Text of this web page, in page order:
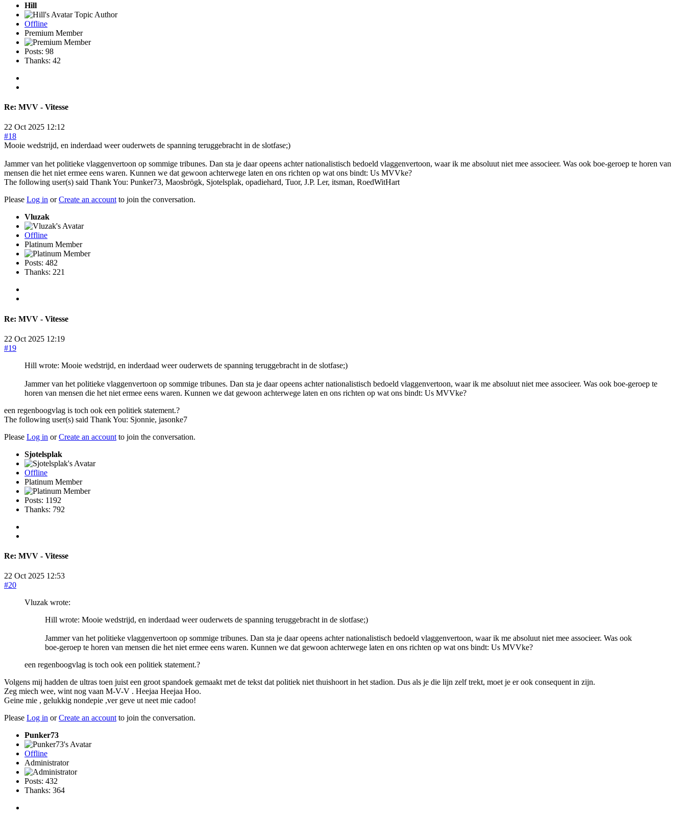
Hill
Topic Author
Offline
Premium Member
Posts: 98
Thanks: 42
Re: MVV - Vitesse
22 Oct 2025 12:12
#18
Mooie wedstrijd, en inderdaad weer ouderwets de spanning teruggebracht in de slotfase;)
Jammer van het politieke vlaggenvertoon op sommige tribunes. Dan sta je daar opeens achter nationalistisch bedoeld vlaggenvertoon, waar ik me absoluut niet mee associeer. Was ook boe-geroep te horen van
mensen die het niet ermee eens waren. Kunnen we dat gewoon achterwege laten en ons richten op wat ons bindt: Us MVVke?
The following user(s) said Thank You: Punker73, Maosbrögk, Sjotelsplak, opadiehard, Tuor, J.P. Ler, itsman, RoedWitHart
Please Log in orCreate an accountto join the conversation.
Vluzak
Offline
Platinum Member
Posts: 482
Thanks: 221
Re: MVV - Vitesse
22 Oct 2025 12:19
#19
Hill wrote: Mooie wedstrijd, en inderdaad weer ouderwets de spanning teruggebracht in de slotfase;)
Jammer van het politieke vlaggenvertoon op sommige tribunes. Dan sta je daar opeens achter nationalistisch bedoeld vlaggenvertoon, waar ik me absoluut niet mee associeer. Was ook boe-geroep te
horen van mensen die het niet ermee eens waren. Kunnen we dat gewoon achterwege laten en ons richten op wat ons bindt: Us MVVke?
een regenboogvlag is toch ook een politiek statement.?
The following user(s) said Thank You: Sjonnie, jasonke7
Please Log in orCreate an account to join the conversation.
Sjotelsplak
Offline
Platinum Member
Posts: 1192
Thanks: 792
Re: MVV - Vitesse
22 Oct 2025 12:53
#20
Vluzak wrote:
Hill wrote: Mooie wedstrijd, en inderdaad weer ouderwets de spanning teruggebracht in de slotfase;)
Jammer van het politieke vlaggenvertoon op sommige tribunes. Dan sta je daar opeens achter nationalistisch bedoeld vlaggenvertoon, waar ik me absoluut niet mee associeer. Was ook
boe-geroep te horen van mensen die het niet ermee eens waren. Kunnen we dat gewoon achterwege laten en ons richten op wat ons bindt: Us MVVke?
een regenboogvlag is toch ook een politiek statement.?
Volgens mij hadden de ultras toen juist een groot spandoek gemaakt met de tekst dat politiek niet thuishoort in het stadion. Dus als je die lijn zelf trekt, moet je er ook consequent in zijn.
Zeg miech wee, wint nog vaan M-V-V . Heejaa Heejaa Hoo.
Geine mie , gelukkig nondepie ,ver geve ut neet mie cadoo!
Please Log in orCreate an accountto join the conversation.
Punker73
Offline
Administrator
Posts: 432
Thanks: 364